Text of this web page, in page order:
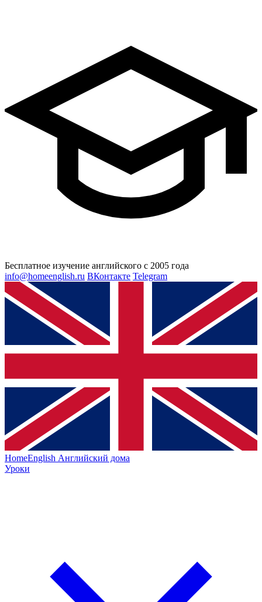
Бесплатное изучение английского с 2005 года
info@homeenglish.ru ВКонтакте Telegram
HomeEnglish Английский дома
Уроки